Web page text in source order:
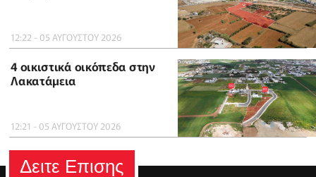
12:22 - 05 ΑΥΓΟΥΣΤΟΥ 2026
4 οικιστικά οικόπεδα στην
Λακατάμεια
12:21 - 05 ΑΥΓΟΥΣΤΟΥ 2026
Δειτε Επισης